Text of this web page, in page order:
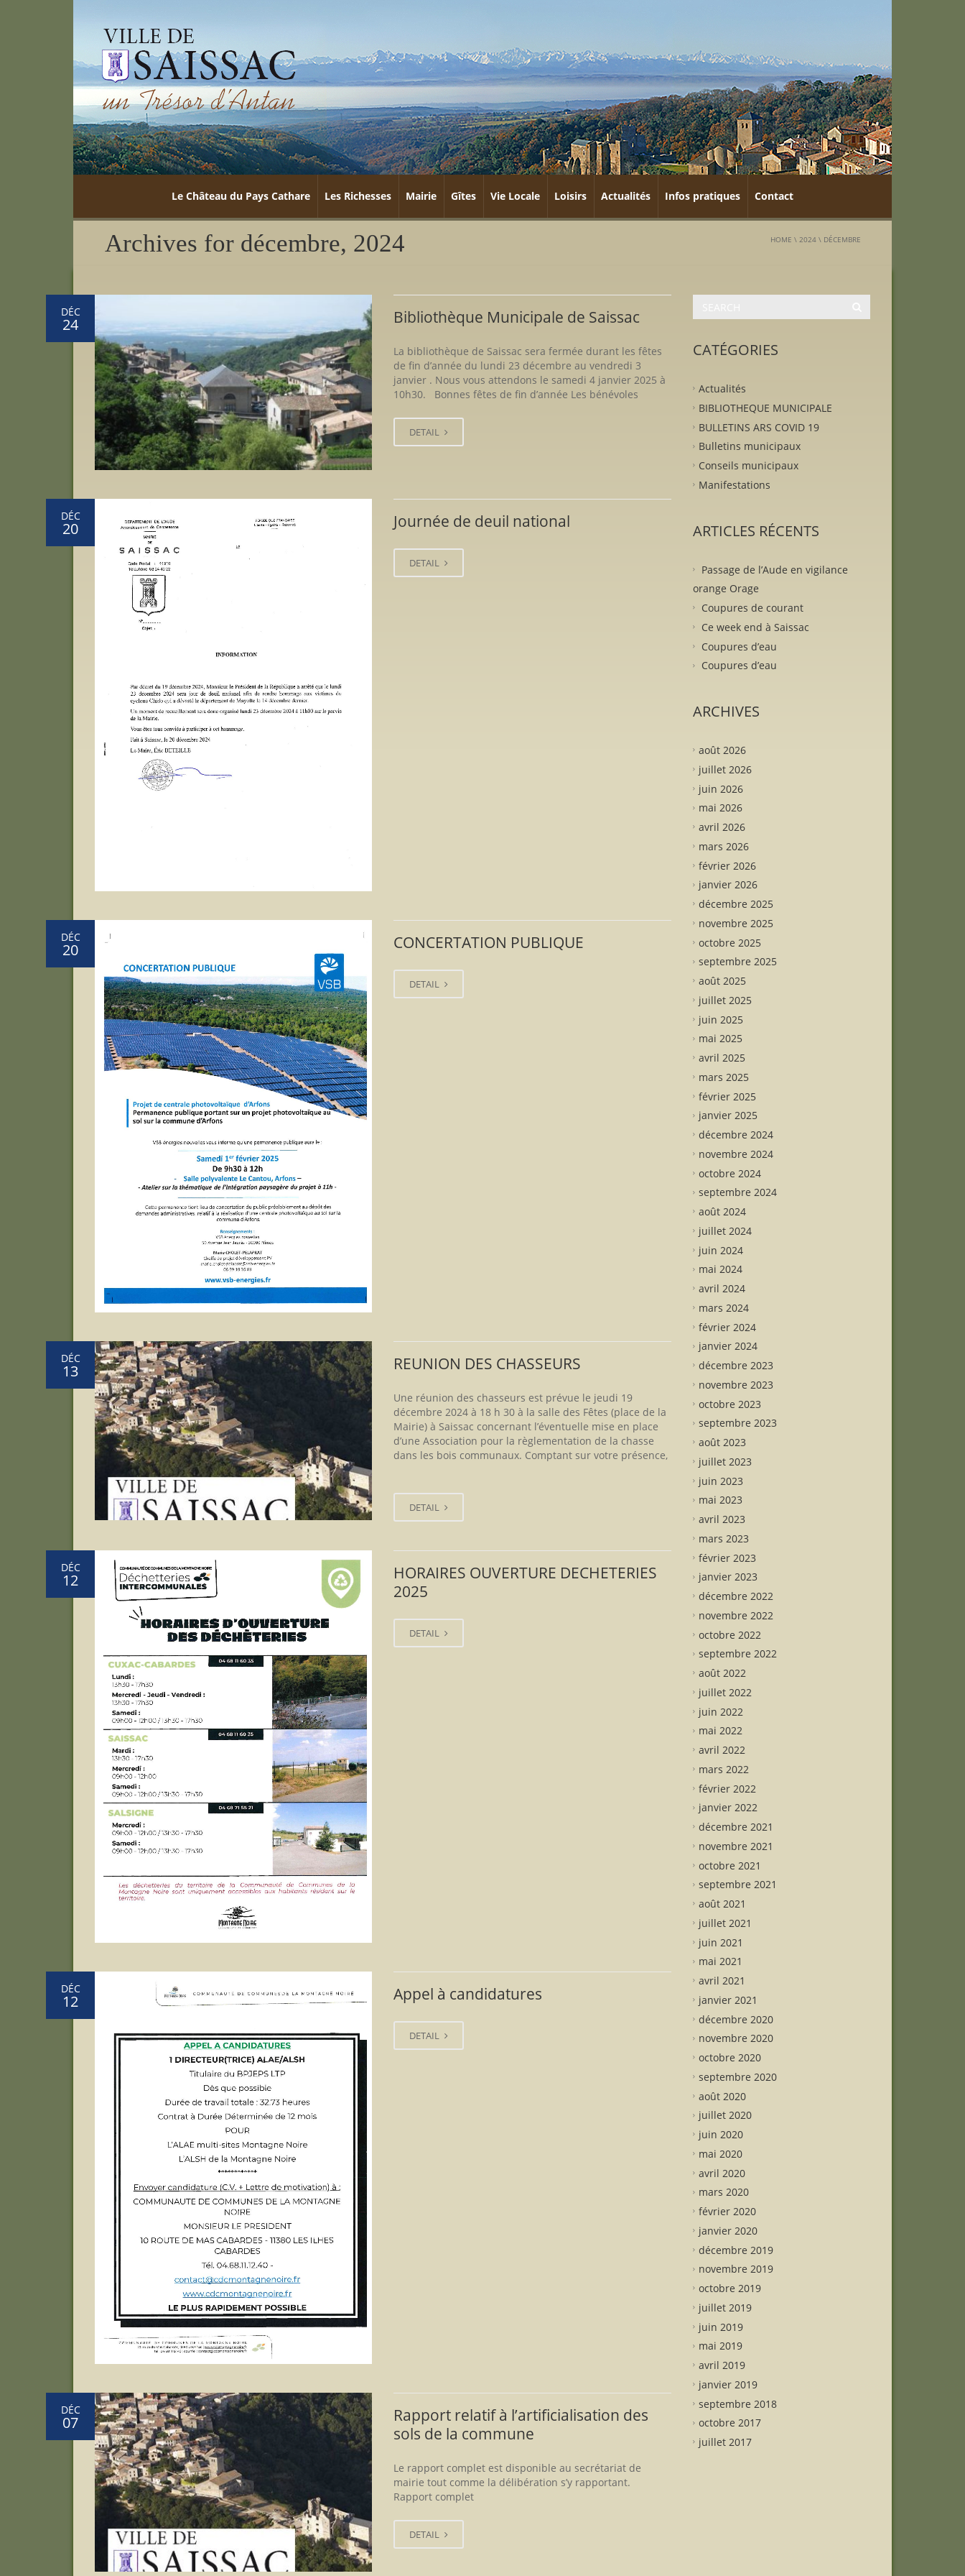
Le Château du Pays Cathare Les Richesses Mairie Gîtes Vie Locale Loisirs Actualités Infos pratiques Contact
Archives for décembre, 2024 HOME \ 2024\ DÉCEMBRE
DÉC
24 Bibliothèque Municipale de Saissac
La bibliothèque de Saissac sera fermée durant les fêtes
de fin d’année du lundi 23 décembre au vendredi 3
janvier . Nous vous attendons le samedi 4 janvier 2025 à
10h30. Bonnes fêtes de fin d’année Les bénévoles
DETAIL
DÉC
20 Journée de deuil national
DETAIL
DÉC
20 CONCERTATION PUBLIQUE
DETAIL
DÉC
13 REUNION DES CHASSEURS
Une réunion des chasseurs est prévue le jeudi 19
décembre 2024 à 18 h 30 à la salle des Fêtes (place de la
Mairie) à Saissac concernant l’éventuelle mise en place
d’une Association pour la règlementation de la chasse
dans les bois communaux. Comptant sur votre présence,
DETAIL
DÉC
12
HORAIRES OUVERTURE DECHETERIES
2025
DETAIL
DÉC
12 Appel à candidatures
DETAIL
DÉC
07
Rapport relatif à l’artificialisation des
sols de la commune
Le rapport complet est disponible au secrétariat de
mairie tout comme la délibération s’y rapportant.
Rapport complet
DETAIL
CATÉGORIES
Actualités
BIBLIOTHEQUE MUNICIPALE
BULLETINS ARS COVID 19
Bulletins municipaux
Conseils municipaux
Manifestations
ARTICLES RÉCENTS
Passage de l’Aude en vigilance
orange Orage
Coupures de courant
Ce week end à Saissac
Coupures d’eau
Coupures d’eau
ARCHIVES
août 2026
juillet 2026
juin 2026
mai 2026
avril 2026
mars 2026
février 2026
janvier 2026
décembre 2025
novembre 2025
octobre 2025
septembre 2025
août 2025
juillet 2025
juin 2025
mai 2025
avril 2025
mars 2025
février 2025
janvier 2025
décembre 2024
novembre 2024
octobre 2024
septembre 2024
août 2024
juillet 2024
juin 2024
mai 2024
avril 2024
mars 2024
février 2024
janvier 2024
décembre 2023
novembre 2023
octobre 2023
septembre 2023
août 2023
juillet 2023
juin 2023
mai 2023
avril 2023
mars 2023
février 2023
janvier 2023
décembre 2022
novembre 2022
octobre 2022
septembre 2022
août 2022
juillet 2022
juin 2022
mai 2022
avril 2022
mars 2022
février 2022
janvier 2022
décembre 2021
novembre 2021
octobre 2021
septembre 2021
août 2021
juillet 2021
juin 2021
mai 2021
avril 2021
janvier 2021
décembre 2020
novembre 2020
octobre 2020
septembre 2020
août 2020
juillet 2020
juin 2020
mai 2020
avril 2020
mars 2020
février 2020
janvier 2020
décembre 2019
novembre 2019
octobre 2019
juillet 2019
juin 2019
mai 2019
avril 2019
janvier 2019
septembre 2018
octobre 2017
juillet 2017